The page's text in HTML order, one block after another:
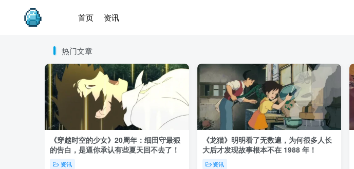
首页 资讯
热门文章
《穿越时空的少女》20周年：细田守最狠
的告白，是逼你承认有些夏天回不去了！
资讯
《龙猫》明明看了无数遍，为何很多人长
大后才发现故事根本不在 1988 年！
资讯